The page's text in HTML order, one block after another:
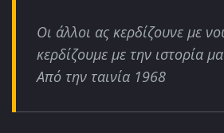
Οι άλλοι ας κερδίζουνε με
κερδίζουμε με την ιστορία
Από την ταινία 1968